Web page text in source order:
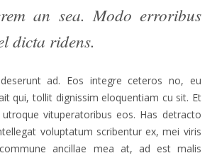
an sea. Modo erroribus
dicta ridens.
ad. Eos integre ceteros no, eu
qui, tollit dignissim eloquentiam cu sit. Et
vituperatoribus eos. Has detracto
voluptatum scribentur ex, mei viris
ancillae mea at, ad est malis